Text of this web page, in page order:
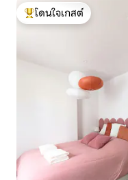
โดนใจเกสต์ที่สุด
โดนใจเกสต์